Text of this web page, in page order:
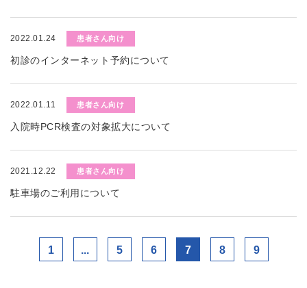
2022.01.24 患者さん向け
初診のインターネット予約について
2022.01.11 患者さん向け
入院時PCR検査の対象拡大について
2021.12.22 患者さん向け
駐車場のご利用について
1 ... 5 6 7 8 9